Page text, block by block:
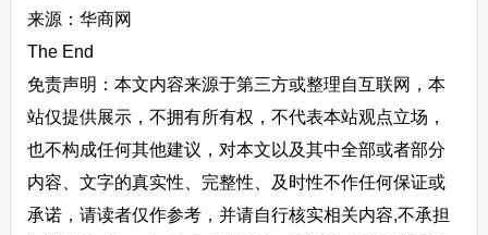
来源：华商网
The End
免责声明：本文内容来源于第三方或整理自互联网，本
站仅提供展示，不拥有所有权，不代表本站观点立场，
也不构成任何其他建议，对本文以及其中全部或者部分
内容、文字的真实性、完整性、及时性不作任何保证或
承诺，请读者仅作参考，并请自行核实相关内容,不承担